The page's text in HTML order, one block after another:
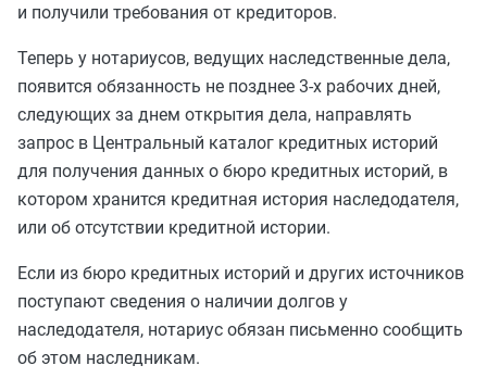
и получили требования от кредиторов.
Теперь у нотариусов, ведущих наследственные дела,
появится обязанность не позднее 3-х рабочих дней,
следующих за днем открытия дела, направлять
запрос в Центральный каталог кредитных историй
для получения данных о бюро кредитных историй, в
котором хранится кредитная история наследодателя,
или об отсутствии кредитной истории.
Если из бюро кредитных историй и других источников
поступают сведения о наличии долгов у
наследодателя, нотариус обязан письменно сообщить
об этом наследникам.